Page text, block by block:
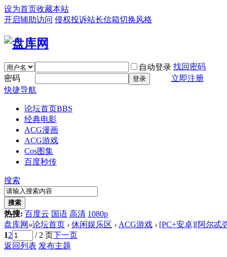
设为首页收藏本站
开启辅助访问 侵权投诉站长信箱切换风格
自动登录 找回密码
密码
登录
立即注册
快捷导航
论坛首页BBS
经典电影
ACG漫画
ACG游戏
Cos图集
百度秒传
搜索
搜索
热搜: 百度云 国语 高清 1080p
盘库网 »论坛首页 › 休闲娱乐区 › ACG游戏 › [PC+安卓][阿尔忒
12 / 2 页下一页
返回列表 发布主题